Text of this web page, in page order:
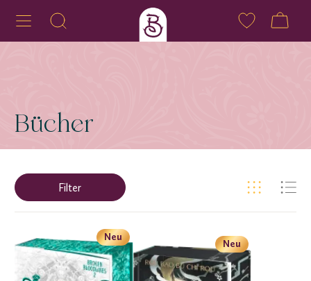
Bücher
Filter
Neu
Neu